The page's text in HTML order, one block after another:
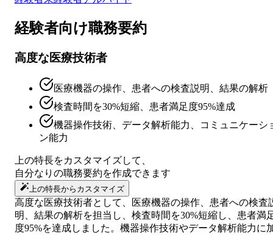
経験者向け職務要約
高度な医療技術者
医療機器の操作、患者への検査説明、結果の解析
検査時間を30%短縮、患者満足度95%達成
機器操作技術、データ解析能力、コミュニケーシ
ン能力
上の特長をカスタマイズして、
自分なりの職務要約を作成できます
上の特長からカスタマイズ
高度な医療技術者として、医療機器の操作、患者への検査
明、結果の解析を担当し、検査時間を30%短縮し、患者満
度95%を達成しました。機器操作技術やデータ解析能力に